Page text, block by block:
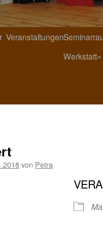
Veranstaltungen
Werkstatt«
von Petra